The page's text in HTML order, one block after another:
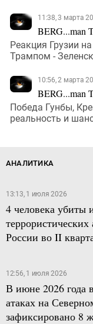
11:38, 3 марта
BERG...man
Реакция Грузии
Трампом -
10:56, 2 марта
BERG...man
Победа Гунбы,
реальность и
АНАЛИТИКА
13:13, 1 июля 2026
4 человека
России во II
12:56, 1 июля 2026
В июне 2026 года
атаках на
зафиксировано 8